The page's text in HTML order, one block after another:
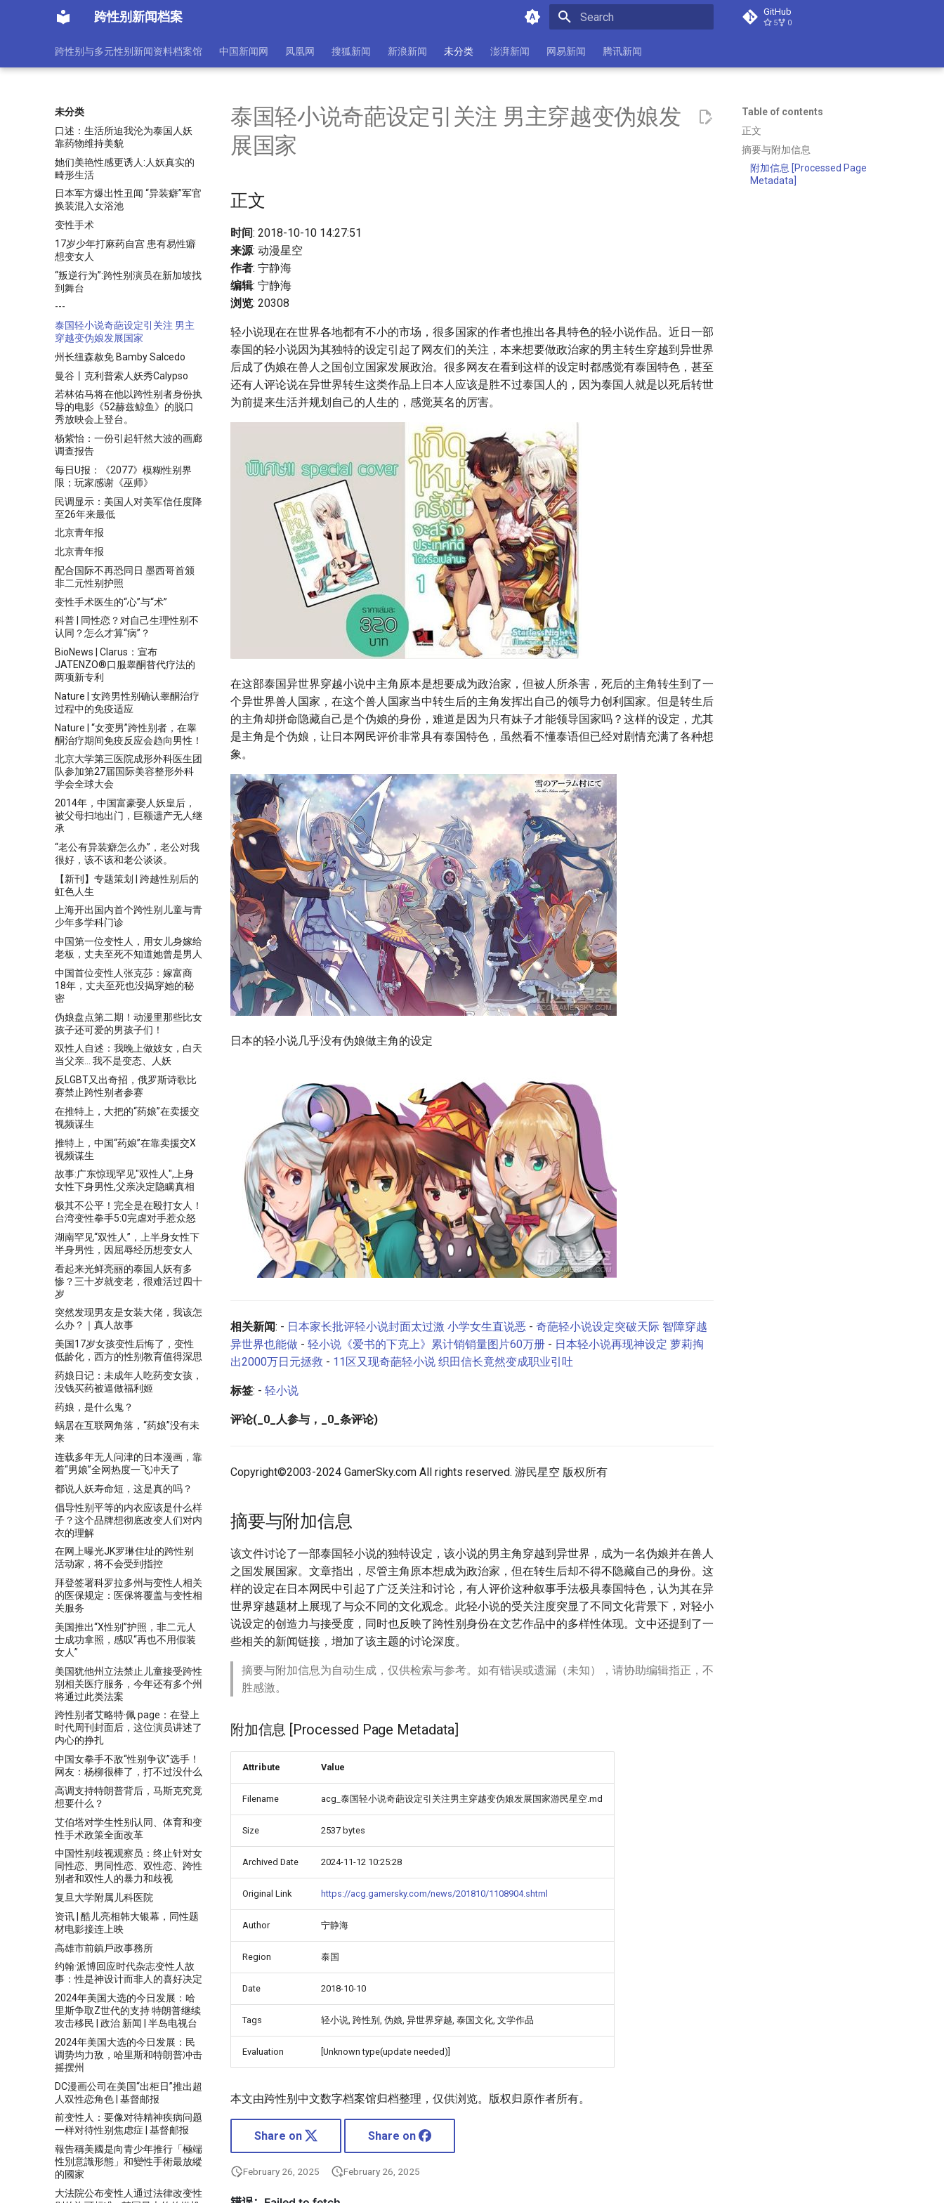
跨性别新闻档案 GitHub
5 0
跨性别与多元性别新闻资料档案馆 中国新闻网 凤凰网 搜狐新闻 新浪新闻 未分类 澎湃新闻 网易新闻 腾讯新闻
未分类
口述：生活所迫我沦为泰国人妖
靠药物维持美貌
她们美艳性感更诱人:人妖真实的
畸形生活
日本军方爆出性丑闻 “异装癖”军官
换装混入女浴池
变性手术
17岁少年打麻药自宫 患有易性癖
想变女人
“叛逆行为”:跨性别演员在新加坡找
到舞台
---
泰国轻小说奇葩设定引关注 男主
穿越变伪娘发展国家
州长纽森赦免 Bamby Salcedo
曼谷丨克利普索人妖秀Calypso
若林佑马将在他以跨性别者身份执
导的电影《52赫兹鲸鱼》的脱口
秀放映会上登台。
杨紫怡：一份引起轩然大波的画廊
调查报告
每日U报：《2077》模糊性别界
限；玩家感谢《巫师》
民调显示：美国人对美军信任度降
至26年来最低
北京青年报
北京青年报
配合国际不再恐同日 墨西哥首颁
非二元性别护照
变性手术医生的“心”与“术”
科普 | 同性恋？对自己生理性别不
认同？怎么才算“病”？
BioNews | Clarus：宣布
JATENZO®口服睾酮替代疗法的
两项新专利
Nature | 女跨男性别确认睾酮治疗
过程中的免疫适应
Nature | “女变男”跨性别者，在睾
酮治疗期间免疫反应会趋向男性！
北京大学第三医院成形外科医生团
队参加第27届国际美容整形外科
学会全球大会
2014年，中国富豪娶人妖皇后，
被父母扫地出门，巨额遗产无人继
承
“老公有异装癖怎么办”，老公对我
很好，该不该和老公谈谈。
【新刊】专题策划 | 跨越性别后的
虹色人生
上海开出国内首个跨性别儿童与青
少年多学科门诊
中国第一位变性人，用女儿身嫁给
老板，丈夫至死不知道她曾是男人
中国首位变性人张克莎：嫁富商
18年，丈夫至死也没揭穿她的秘
密
伪娘盘点第二期！动漫里那些比女
孩子还可爱的男孩子们！
双性人自述：我晚上做妓女，白天
当父亲... 我不是变态、人妖
反LGBT又出奇招，俄罗斯诗歌比
赛禁止跨性别者参赛
在推特上，大把的“药娘”在卖援交
视频谋生
推特上，中国“药娘”在靠卖援交X
视频谋生
故事:广东惊现罕见"双性人",上身
女性下身男性,父亲决定隐瞒真相
极其不公平！完全是在殴打女人！
台湾变性拳手5:0完虐对手惹众怒
湖南罕见“双性人”，上半身女性下
半身男性，因屈辱经历想变女人
看起来光鲜亮丽的泰国人妖有多
惨？三十岁就变老，很难活过四十
岁
突然发现男友是女装大佬，我该怎
么办？｜真人故事
美国17岁女孩变性后悔了，变性
低龄化，西方的性别教育值得深思
药娘日记：未成年人吃药变女孩，
没钱买药被逼做福利姬
药娘，是什么鬼？
蜗居在互联网角落，“药娘”没有未
来
连载多年无人问津的日本漫画，靠
着“男娘”全网热度一飞冲天了
都说人妖寿命短，这是真的吗？
倡导性别平等的内衣应该是什么样
子？这个品牌想彻底改变人们对内
衣的理解
在网上曝光JK罗琳住址的跨性别
活动家，将不会受到指控
拜登签署科罗拉多州与变性人相关
的医保规定：医保将覆盖与变性相
关服务
美国推出“X性别”护照，非二元人
士成功拿照，感叹“再也不用假装
女人”
美国犹他州立法禁止儿童接受跨性
别相关医疗服务，今年还有多个州
将通过此类法案
跨性别者艾略特·佩 page：在登上
时代周刊封面后，这位演员讲述了
内心的挣扎
中国女拳手不敌“性别争议”选手！
网友：杨柳很棒了，打不过没什么
高调支持特朗普背后，马斯克究竟
想要什么？
艾伯塔对学生性别认同、体育和变
性手术政策全面改革
中国性别歧视观察员：终止针对女
同性恋、男同性恋、双性恋、跨性
别者和双性人的暴力和歧视
复旦大学附属儿科医院
资讯 | 酷儿亮相韩大银幕，同性题
材电影接连上映
高雄市前鎮戶政事務所
约翰·派博回应时代杂志变性人故
事：性是神设计而非人的喜好决定
2024年美国大选的今日发展：哈
里斯争取Z世代的支持 特朗普继续
攻击移民 | 政治 新闻 | 半岛电视台
2024年美国大选的今日发展：民
调势均力敌，哈里斯和特朗普冲击
摇摆州
DC漫画公司在美国“出柜日”推出超
人双性恋角色 | 基督邮报
前变性人：要像对待精神疾病问题
一样对待性别焦虑症 | 基督邮报
報告稱美國是向青少年推行「極端
性別意識形態」和變性手術最放縱
的國家
大法院公布变性人通过法律改变性
Table of contents
正文
摘要与附加信息
附加信息 [Processed Page
Metadata]
泰国轻小说奇葩设定引关注 男主穿越变伪娘发
展国家
正文
时间: 2018-10-10 14:27:51
来源: 动漫星空
作者: 宁静海
编辑: 宁静海
浏览: 20308
轻小说现在在世界各地都有不小的市场，很多国家的作者也推出各具特色的轻小说作品。近日一部
泰国的轻小说因为其独特的设定引起了网友们的关注，本来想要做政治家的男主转生穿越到异世界
后成了伪娘在兽人之国创立国家发展政治。很多网友在看到这样的设定时都感觉有泰国特色，甚至
还有人评论说在异世界转生这类作品上日本人应该是胜不过泰国人的，因为泰国人就是以死后转世
为前提来生活并规划自己的人生的，感觉莫名的厉害。
在这部泰国异世界穿越小说中主角原本是想要成为政治家，但被人所杀害，死后的主角转生到了一
个异世界兽人国家，在这个兽人国家当中转生后的主角发挥出自己的领导力创利国家。但是转生后
的主角却拼命隐藏自己是个伪娘的身份，难道是因为只有妹子才能领导国家吗？这样的设定，尤其
是主角是个伪娘，让日本网民评价非常具有泰国特色，虽然看不懂泰语但已经对剧情充满了各种想
象。
日本的轻小说几乎没有伪娘做主角的设定
相关新闻: - 日本家长批评轻小说封面太过激 小学女生直说恶 - 奇葩轻小说设定突破天际 智障穿越
异世界也能做 - 轻小说《爱书的下克上》累计销销量图片60万册 - 日本轻小说再现神设定 萝莉掏
出2000万日元拯救 - 11区又现奇葩轻小说 织田信长竟然变成职业引吐
标签: - 轻小说
评论(_0_人参与，_0_条评论)
Copyright©2003-2024 GamerSky.com All rights reserved. 游民星空 版权所有
摘要与附加信息
该文件讨论了一部泰国轻小说的独特设定，该小说的男主角穿越到异世界，成为一名伪娘并在兽人
之国发展国家。文章指出，尽管主角原本想成为政治家，但在转生后却不得不隐藏自己的身份。这
样的设定在日本网民中引起了广泛关注和讨论，有人评价这种叙事手法极具泰国特色，认为其在异
世界穿越题材上展现了与众不同的文化观念。此轻小说的受关注度突显了不同文化背景下，对轻小
说设定的创造力与接受度，同时也反映了跨性别身份在文艺作品中的多样性体现。文中还提到了一
些相关的新闻链接，增加了该主题的讨论深度。
摘要与附加信息为自动生成，仅供检索与参考。如有错误或遗漏（未知），请协助编辑指正，不
胜感激。
附加信息 [Processed Page Metadata]
Attribute Value
Filename acg_泰国轻小说奇葩设定引关注男主穿越变伪娘发展国家游民星空.md
Size 2537 bytes
Archived Date 2024-11-12 10:25:28
Original Link https://acg.gamersky.com/news/201810/1108904.shtml
Author 宁静海
Region 泰国
Date 2018-10-10
Tags 轻小说, 跨性别, 伪娘, 异世界穿越, 泰国文化, 文学作品
Evaluation [Unknown type(update needed)]
本文由跨性别中文数字档案馆归档整理，仅供浏览。版权归原作者所有。
Share on Share on
February 26, 2025 February 26, 2025